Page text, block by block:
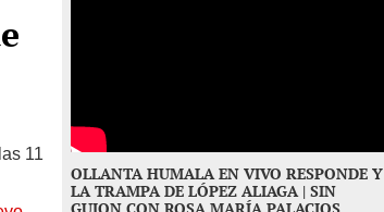
11
OLLANTA HUMALA EN VIVO RESPONDE Y
LA TRAMPA DE LÓPEZ ALIAGA | SIN